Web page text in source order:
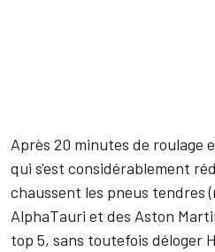
Après 20 minutes de roulage
qui s'est considérablement
chaussent les pneus tendres
AlphaTauri et des Aston
top 5, sans toutefois déloger